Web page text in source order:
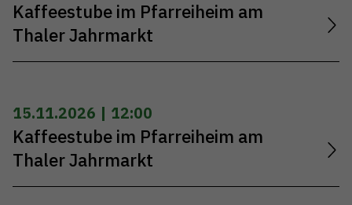
Kaffeestube im Pfarreiheim am
Thaler Jahrmarkt
15.11.2026 | 12:00
Kaffeestube im Pfarreiheim am
Thaler Jahrmarkt